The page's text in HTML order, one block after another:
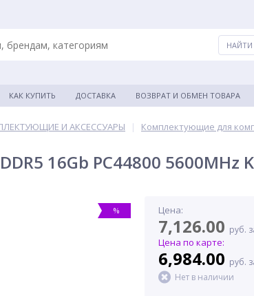
КАК КУПИТЬ ДОСТАВКА ВОЗВРАТ И ОБМЕН ТОВАРА
И АКСЕССУАРЫ | Комплектующие для
16Gb PC44800 5600MHz
% Цена:
7,126.00 руб.
Цена по карте:
6,984.00 руб.
Нет в наличии